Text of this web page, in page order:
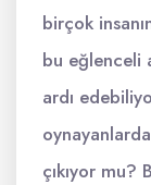
birçok
bu eğlenceli
ardı
çıkıyor mu?